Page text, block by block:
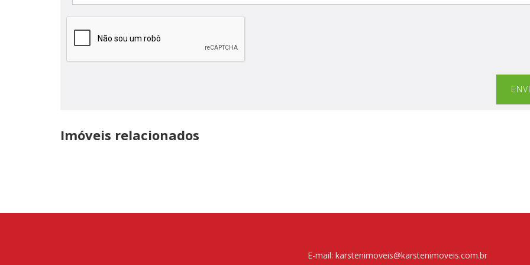
Imóveis relacionados
E-mail: karstenimoveis@karstenimoveis.com.br